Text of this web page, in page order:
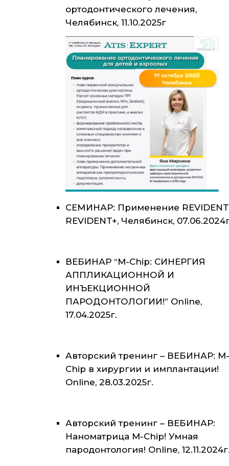
ортодонтического лечения,
Челябинск, 11.10.2025г
СЕМИНАР: Применение
REVIDENT+, Челябинск,
ВЕБИНАР “M-Chip: СИНЕРГИЯ
АППЛИКАЦИОННОЙ И
ИНЪЕКЦИОННОЙ
ПАРОДОНТОЛОГИИ!” Online,
17.04.2025г.
Авторский тренинг – ВЕБИНАР: M-
Chip в хирургии и имплантации!
Online, 28.03.2025г.
Авторский тренинг – ВЕБИНАР:
Наноматрица M-Chip! Умная
пародонтология! Online,